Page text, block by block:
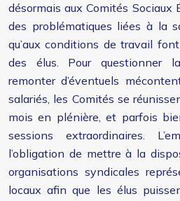
désormais aux Comités Sociaux
des problématiques liées à la
qu’aux conditions de travail
des élus. Pour questionner
remonter d’éventuels
salariés, les Comités se
mois en plénière, et parfois
sessions extraordinaires.
l’obligation de mettre à la
organisations syndicales
locaux afin que les élus